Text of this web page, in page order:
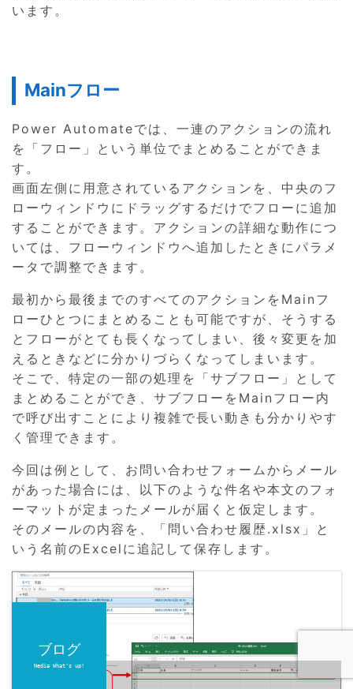
ブログ
Nedia What's up!
います。
Mainフロー
Power Automateでは、一連のアクションの流れ
を「フロー」という単位でまとめることができま
す。
画面左側に用意されているアクションを、中央のフ
ローウィンドウにドラッグするだけでフローに追加
することができます。アクションの詳細な動作につ
いては、フローウィンドウへ追加したときにパラメ
ータで調整できます。
最初から最後までのすべてのアクションをMainフ
ローひとつにまとめることも可能ですが、そうする
とフローがとても長くなってしまい、後々変更を加
えるときなどに分かりづらくなってしまいます。
そこで、特定の一部の処理を「サブフロー」として
まとめることができ、サブフローをMainフロー内
で呼び出すことにより複雑で長い動きも分かりやす
く管理できます。
今回は例として、お問い合わせフォームからメール
があった場合には、以下のような件名や本文のフォ
ーマットが定まったメールが届くと仮定します。
そのメールの内容を、「問い合わせ履歴.xlsx」と
いう名前のExcelに追記して保存します。